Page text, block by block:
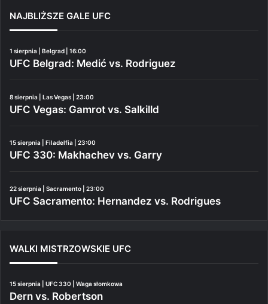
NAJBLIŻSZE GALE UFC
1 sierpnia | Belgrad | 16:00
UFC Belgrad: Medić vs. Rodriguez
8 sierpnia | Las Vegas | 23:00
UFC Vegas: Gamrot vs. Salkilld
15 sierpnia | Filadelfia | 23:00
UFC 330: Makhachev vs. Garry
22 sierpnia | Sacramento | 23:00
UFC Sacramento: Hernandez vs. Rodrigues
WALKI MISTRZOWSKIE UFC
15 sierpnia | UFC 330 | Waga słomkowa
Dern vs. Robertson